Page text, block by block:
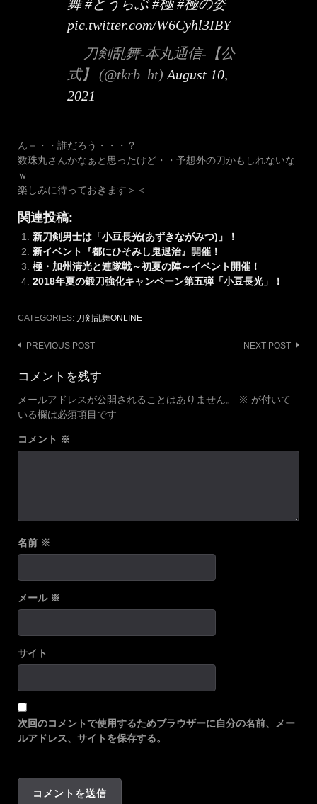
舞 #とうらぶ #極 #極の姿
pic.twitter.com/W6Cyhl3IBY
— 刀剣乱舞-本丸通信-【公
式】 (@tkrb_ht) August 10,
2021
ん－・・誰だろう・・・？
数珠丸さんかなぁと思ったけど・・予想外の刀かもしれないな
ｗ
楽しみに待っておきます＞＜
関連投稿:
新刀剣男士は「小豆長光(あずきながみつ)」！
新イベント『都にひそみし鬼退治』開催！
極・加州清光と連隊戦～初夏の陣～イベント開催！
2018年夏の鍛刀強化キャンペーン第五弾「小豆長光」！
CATEGORIES: 刀剣乱舞ONLINE
Post
navigation
PREVIOUS POST NEXT POST
コメントを残す
メールアドレスが公開されることはありません。 ※ が付いて
いる欄は必須項目です
コメント ※
名前 ※
メール ※
サイト
次回のコメントで使用するためブラウザーに自分の名前、メー
ルアドレス、サイトを保存する。